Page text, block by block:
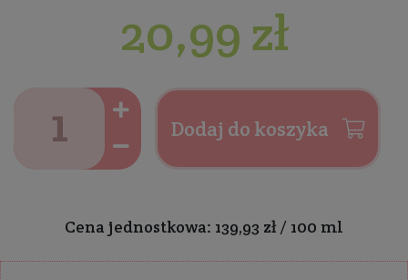
20,99 zł
Dodaj do koszyka
Cena jednostkowa: 139,93 zł / 100 ml